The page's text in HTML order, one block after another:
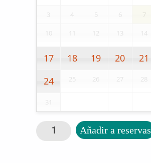
3 4 5 6 7
10 12 13 14
17
18 19 20 21
24
25 26 27 28
31
Mini columna de agua
Añadir a reservas